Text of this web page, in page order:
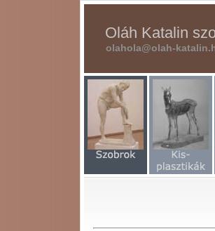
Oláh Katalin
olahola@olah-